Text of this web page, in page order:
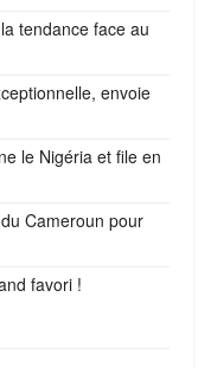
tendance face au
envoie
le Nigéria et file en
Cameroun pour
favori !